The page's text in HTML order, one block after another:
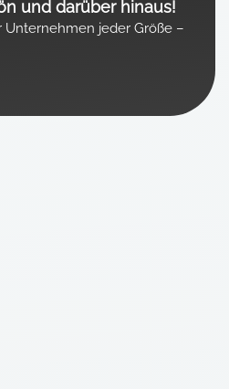
k
a
p
n
und darüber hinaus!
Unternehmen jeder Größe –